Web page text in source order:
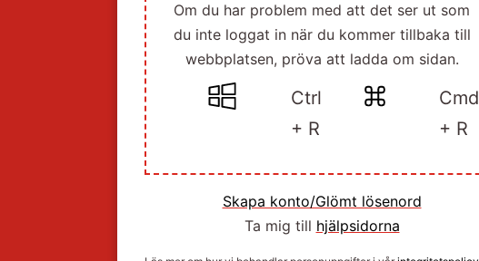
Om du har problem med att det ser ut som
du inte loggat in när du kommer tillbaka till
webbplatsen, pröva att ladda om sidan.
Ctrl
+ R
Cmd
+ R
Skapa konto/Glömt lösenord
Ta mig till hjälpsidorna